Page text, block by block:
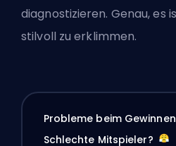
diagnostizieren. Genau, es
stilvoll zu erklimmen.
Probleme beim
Schlechte Mitspieler?